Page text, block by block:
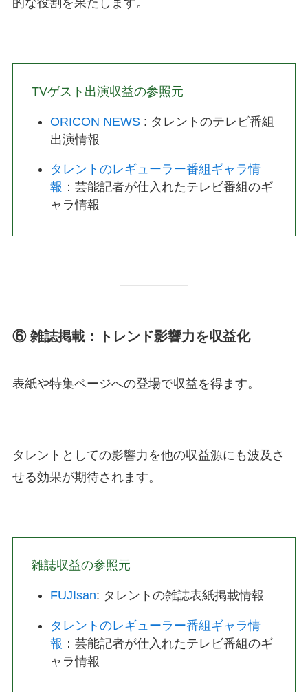
的な役割を果たします。
TVゲスト出演収益の参照元
ORICON NEWS : タレントのテレビ番組
出演情報
タレントのレギューラー番組ギャラ情
報 ：芸能記者が仕入れたテレビ番組のギ
ャラ情報
⑥ 雑誌掲載：トレンド影響力を収益化
表紙や特集ページへの登場で収益を得ます。
タレントとしての影響力を他の収益源にも波及さ
せる効果が期待されます。
雑誌収益の参照元
FUJIsan: タレントの雑誌表紙掲載情報
タレントのレギューラー番組ギャラ情
報 ：芸能記者が仕入れたテレビ番組のギ
ャラ情報